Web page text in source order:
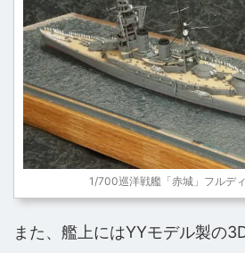
1/700巡洋戦艦「赤城」フルデ
また、艦上にはYYモデル製の